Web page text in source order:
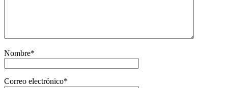
Nombre*
Correo electrónico*